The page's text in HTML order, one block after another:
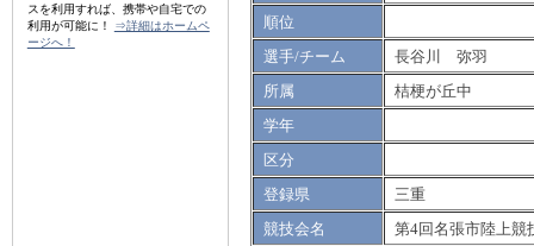
スを利用すれば、携帯や自宅での
利用が可能に！
⇒詳細はホームペ
ージへ！
順位
選手/チーム
長谷川 弥羽
所属
桔梗が丘中
学年
区分
登録県
三重
競技会名
第4回名張市陸上競